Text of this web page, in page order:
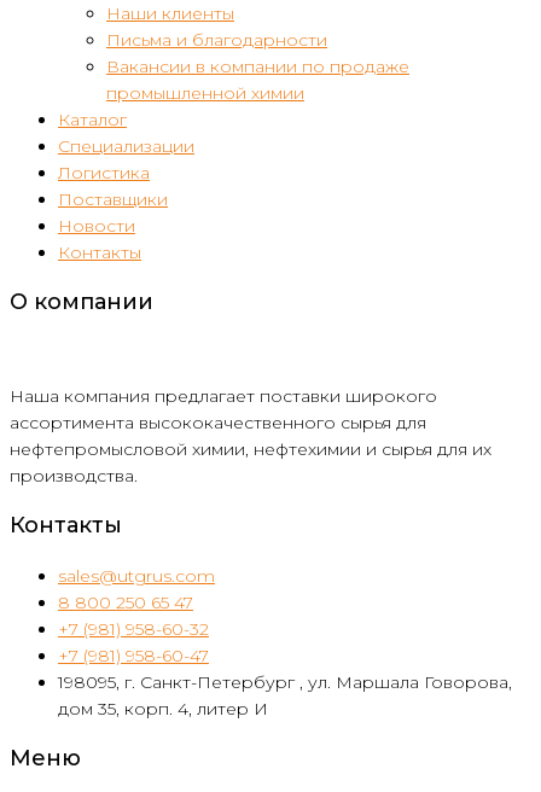
Наши клиенты
Письма и благодарности
Вакансии в компании по продаже
промышленной химии
Каталог
Специализации
Логистика
Поставщики
Новости
Контакты
О компании
Наша компания предлагает поставки широкого
ассортимента высококачественного сырья для
нефтепромысловой химии, нефтехимии и сырья для их
производства.
Контакты
sales@utgrus.com
8 800 250 65 47
+7 (981) 958-60-32
+7 (981) 958-60-47
198095, г. Санкт-Петербург , ул. Маршала Говорова,
дом 35, корп. 4, литер И
Меню